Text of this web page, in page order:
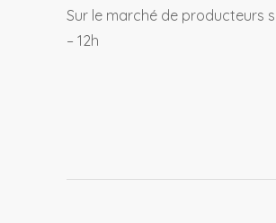
Sur le marché de producteurs
– 12h